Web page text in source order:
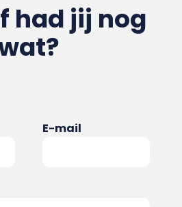
had jij nog
E-mail